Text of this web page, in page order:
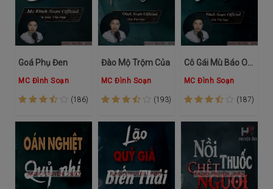
Goá Phụ Đen
MC Đình Soạn
(186)
Đào Mộ Trộm Của
MC Đình Soạn
(193)
Cô Gái Mù Báo Oán
MC Đình Soạn
(187)